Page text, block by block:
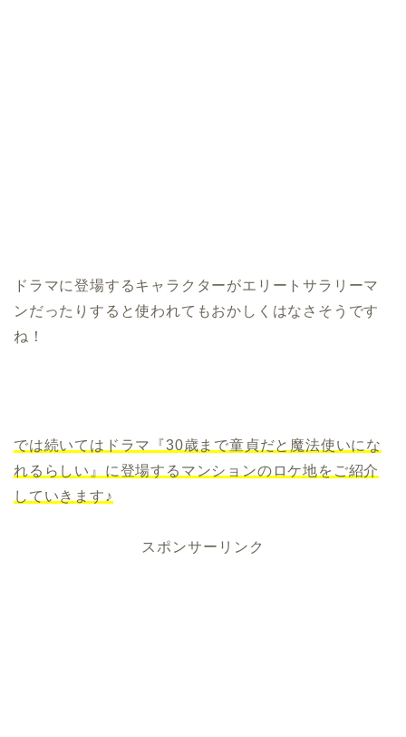
ドラマに登場するキャラクターがエリートサラリーマ
ンだったりすると使われてもおかしくはなさそうです
ね！
では続いてはドラマ『30歳まで童貞だと魔法使いにな
れるらしい』に登場するマンションのロケ地をご紹介
していきます♪
スポンサーリンク